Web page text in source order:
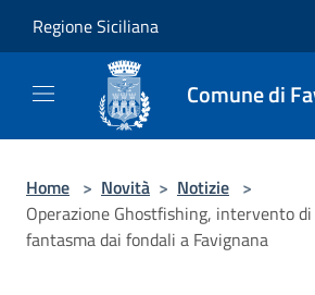
Regione Siciliana
Comune di
Home > Novità > Notizie >
Operazione Ghostfishing, intervento
fantasma dai fondali a Favignana